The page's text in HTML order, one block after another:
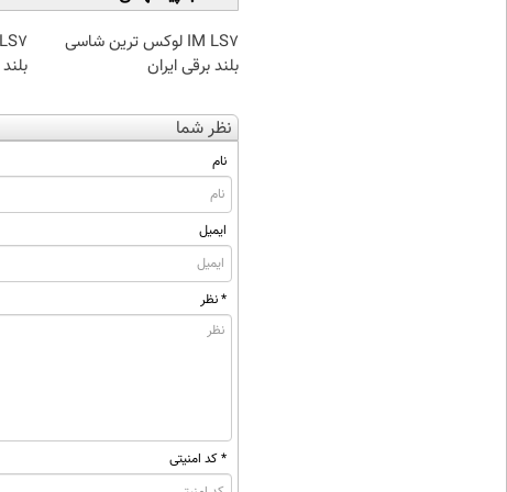
IM LS7 لوکس ترین شاسی
بلند برقی ایران
نظر شما
نام
ایمیل
* نظر
* کد امنیتی